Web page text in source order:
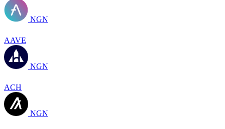
NGN
AAVE
NGN
ACH
NGN